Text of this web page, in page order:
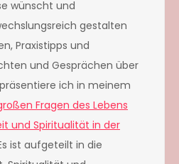
wünscht und
gestalten
Praxistipps und
und Gesprächen über
ich in meinem
Fragen des Lebens
und Spiritualität in der
ist aufgeteilt in die